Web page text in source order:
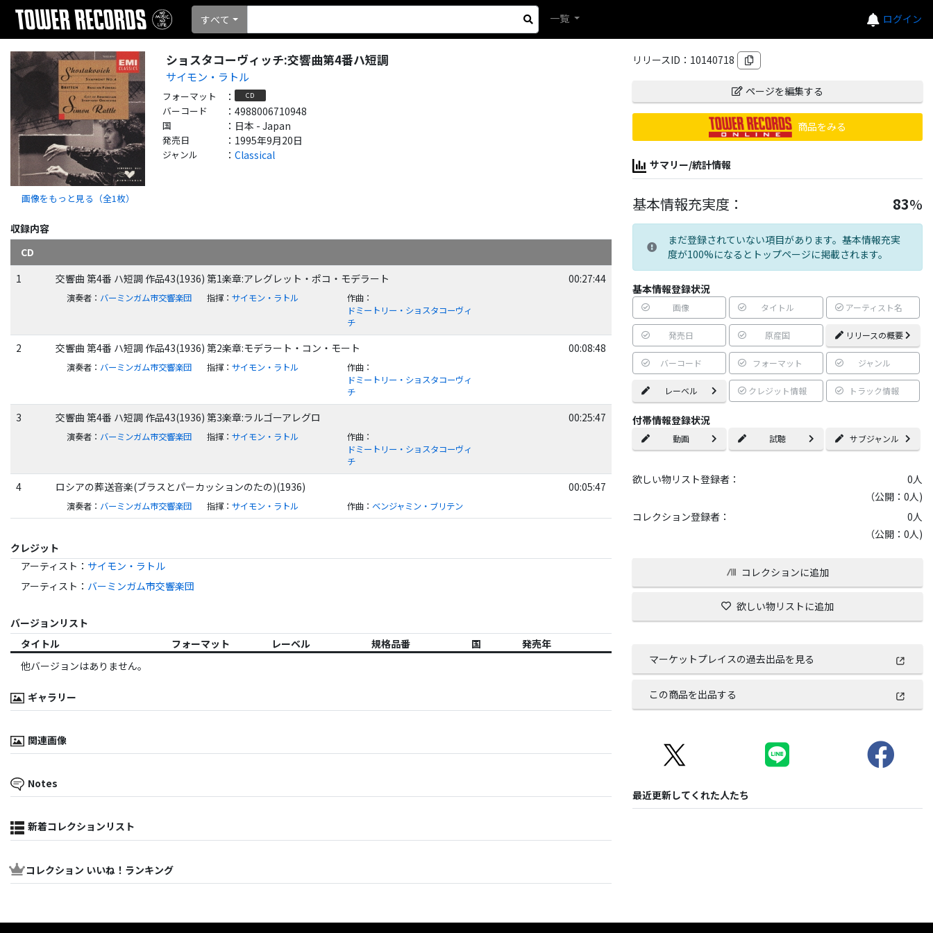
ログイン
すべて 一覧
画像をもっと見る（全1 枚）
ショスタコーヴィッチ:交響曲第4番ハ短調
サイモン・ラトル
フォーマット ： CD
バーコード ： 4988006710948
国 ： 日本 - Japan
発売日 ： 1995年9月20日
ジャンル ： Classical
収録内容
CD
1
交響曲 第4番 ハ短調 作品43(1936) 第1楽章:アレグレット・ポコ・モデラート 00:27:44
演奏者 ： バーミンガム市交響楽団 指揮：サイモン・ラトル 作曲 ：
ドミートリー・ショスタコーヴィ
チ
2 交響曲 第4番 ハ短調 作品43(1936) 第2楽章:モデラート・コン・モート 00:08:48
演奏者 ： バーミンガム市交響楽団 指揮：サイモン・ラトル 作曲 ：
ドミートリー・ショスタコーヴィ
チ
3 交響曲 第4番 ハ短調 作品43(1936) 第3楽章:ラルゴーアレグロ 00:25:47
演奏者 ： バーミンガム市交響楽団 指揮：サイモン・ラトル 作曲 ：
ドミートリー・ショスタコーヴィ
チ
4 ロシアの葬送音楽(ブラスとパーカッションのたの)(1936) 00:05:47
演奏者 ： バーミンガム市交響楽団 指揮：サイモン・ラトル 作曲 ：ベンジャミン・ブリテン
クレジット
アーティスト ： サイモン・ラトル
アーティスト ： バーミンガム市交響楽団
バージョンリスト
タイトル
フォーマット レーベル 規格品番 国
発売年
他バージョンはありません。
ギャラリー
関連画像
Notes
新着コレクションリスト
コレクション いいね！ランキング
リリースID： 10140718
ページを編集する
商品をみる
サマリー/統計情報
基本情報充実度： 83%
まだ登録されていない項目があります。基本情報充実
度が100%になるとトップページに掲載されます。
基本情報登録状況
画像 タイトル アーティスト名
発売日 原産国 リリースの概要
バーコード フォーマット ジャンル
レーベル クレジット情報 トラック情報
付帯情報登録状況
動画 試聴 サブジャンル
欲しい物リスト登録者： 0人
（公開：0人)
コレクション登録者：
0人
（公開：0人)
コレクションに追加
欲しい物リストに追加
マーケットプレイスの過去出品を見る
この商品を出品する
最近更新してくれた人たち